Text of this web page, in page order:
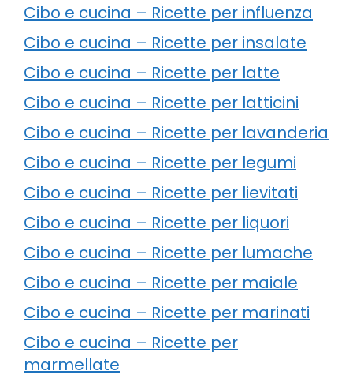
Cibo e cucina – Ricette per influenza
Cibo e cucina – Ricette per insalate
Cibo e cucina – Ricette per latte
Cibo e cucina – Ricette per latticini
Cibo e cucina – Ricette per lavanderia
Cibo e cucina – Ricette per legumi
Cibo e cucina – Ricette per lievitati
Cibo e cucina – Ricette per liquori
Cibo e cucina – Ricette per lumache
Cibo e cucina – Ricette per maiale
Cibo e cucina – Ricette per marinati
Cibo e cucina – Ricette per
marmellate